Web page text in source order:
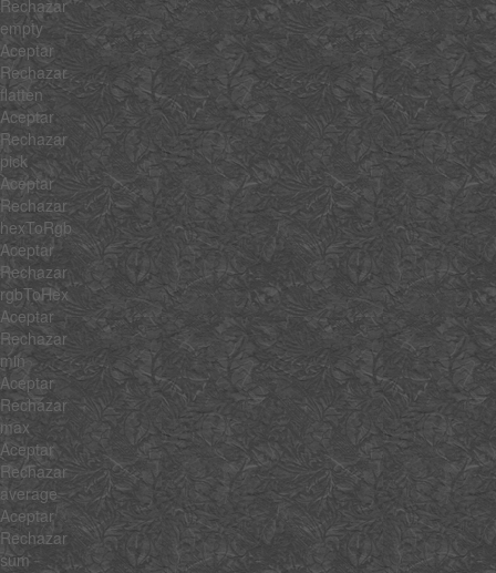
Rechazar
empty
Aceptar
Rechazar
flatten
Aceptar
Rechazar
pick
Aceptar
Rechazar
hexToRgb
Aceptar
Rechazar
rgbToHex
Aceptar
Rechazar
min
Aceptar
Rechazar
max
Aceptar
Rechazar
average
Aceptar
Rechazar
sum